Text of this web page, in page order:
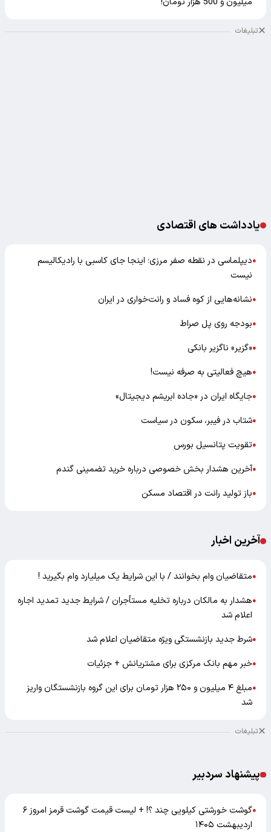
تبلیغات
یادداشت های اقتصادی
●دیپلماسی در نقطه صفر مرزی؛ اینجا جای کاسبی با رادیکالیسم
نیست
●نشانه‌هایی از کوه فساد و رانت‌خواری در ایران
●بودجه روی پل صراط
●«گزیر» ناگزیر بانکی
●هیچ فعالیتی به صرفه نیست!
●جایگاه ایران در «جاده ابریشم دیجیتال»
●شتاب در فیبر، سکون در سیاست
●تقویت پتانسیل بورس
●آخرین هشدار بخش خصوصی درباره خرید تضمینی گندم
●باز تولید رانت در اقتصاد مسکن
آخرین اخبار
●متقاضیان وام بخوانند / با این شرایط یک میلیارد وام بگیرید !
●هشدار به مالکان درباره تخلیه مستأجران / شرایط جدید تمدید اجاره
اعلام شد
●شرط جدید بازنشستگی ویژه متقاضیان اعلام شد
●خبر مهم بانک مرکزی برای مشتریانش + جزئیات
●
مبلغ ۴ میلیون و ۲۵۰ هزار تومان برای این گروه بازنشستگان واریز
شد
تبلیغات
پیشنهاد سردبیر
●
گوشت خورشتی کیلویی چند ؟! + لیست قیمت گوشت قرمز امروز ۶
اردیبهشت ۱۴۰۵